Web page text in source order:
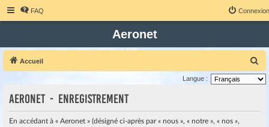
FAQ Connexion
Aeronet
Accueil
e
Langue :
Aeronet - Enregistrement
En accédant à « Aeronet » (désigné ci-après par « nous », « notre », « nos »,